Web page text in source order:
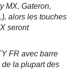
MX, Gateron,
alors les touches
seront
FR avec barre
la plupart des